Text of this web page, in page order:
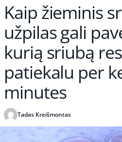
Kaip žieminis
užpilas gali
kurią sriubą
patiekalu per
minutes
Tadas Kreišmontas